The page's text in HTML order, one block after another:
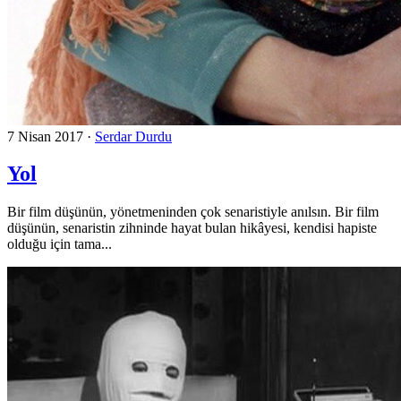
7 Nisan 2017 · Serdar Durdu
Yol
Bir film düşünün, yönetmeninden çok senaristiyle anılsın. Bir film
düşünün, senaristin zihninde hayat bulan hikâyesi, kendisi hapiste
olduğu için tama...